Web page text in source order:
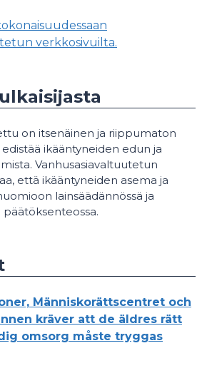
verkkosivuilta.
on itsenäinen ja riippumaton
ikääntyneiden edun ja
Vanhusasiavaltuutetun
että ikääntyneiden asema ja
lainsäädännössä ja
päätöksenteossa.
Människorättscentret och
kräver att de äldres rätt
omsorg måste tryggas